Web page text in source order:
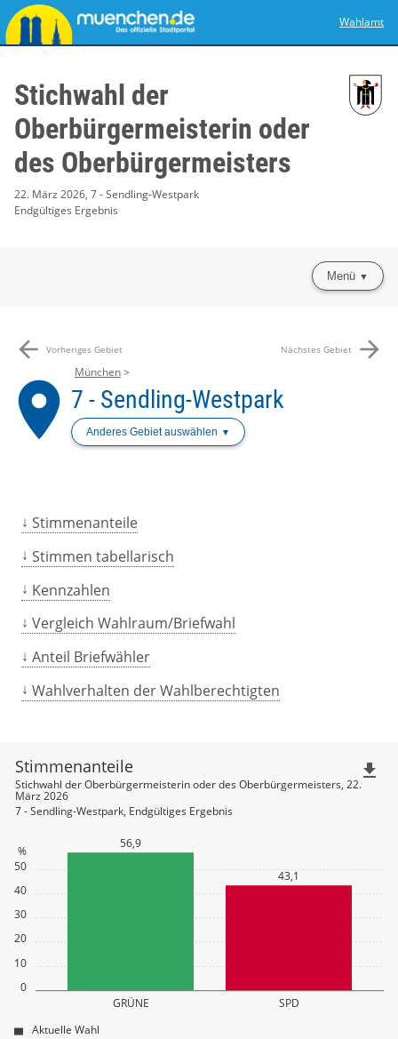
Wahlamt
Stichwahl der
Oberbürgermeisterin oder
des Oberbürgermeisters
22. März 2026, 7 - Sendling-Westpark
Endgültiges Ergebnis
Menü
arrow_back Vorheriges Gebiet Nächstes Gebiet arrow_forward
place
München
7 - Sendling-Westpark
Anderes Gebiet auswählen
Stimmenanteile
Stimmen tabellarisch
Kennzahlen
Vergleich Wahlraum/Briefwahl
Anteil Briefwähler
Wahlverhalten der Wahlberechtigten
0
10
20
30
40
50
%
GRÜNE SPD
56,9
43,1
Stimmenanteile
Stichwahl der Oberbürgermeisterin oder des Oberbürgermeisters, 22.
März 2026
7 - Sendling-Westpark, Endgültiges Ergebnis
Aktuelle Wahl
file_download